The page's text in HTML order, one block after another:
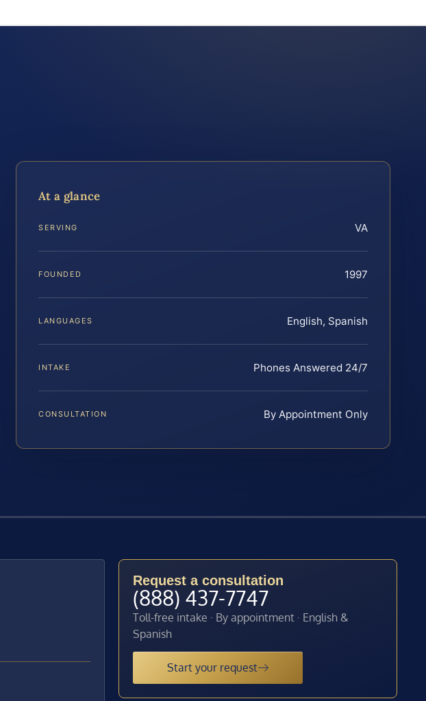
At a glance
SERVING VA
FOUNDED 1997
LANGUAGES English, Spanish
INTAKE Phones Answered 24/7
CONSULTATION By Appointment Only
Request a consultation
(888) 437-7747
Toll-free intake · By appointment · English &
Spanish
Start your request